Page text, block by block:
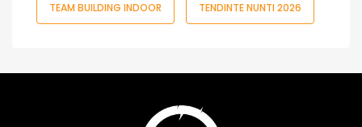
TEAM BUILDING INDOOR TENDINTE NUNTI 2026